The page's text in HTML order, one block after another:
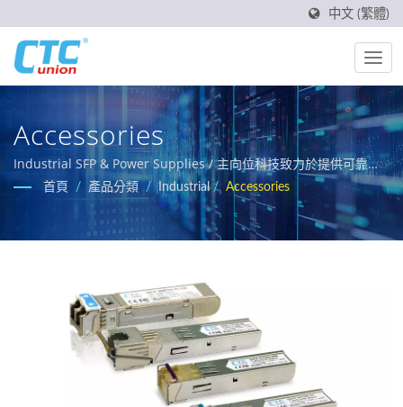
中文 (繁體)
Accessories
Industrial SFP & Power Supplies / 主向位科技致力於提供可靠、
寬溫且高耐環境性的工業網路解決方案，專為嚴苛應用場域打造。
產品涵蓋 L3/L2 管理型交換機、PoE 解決方案，以及符合
EN50155、IEC 61850-3 與 E-Mark 標準的認證型乙太網路交換
首頁 / 產品分類 / Industrial / Accessories